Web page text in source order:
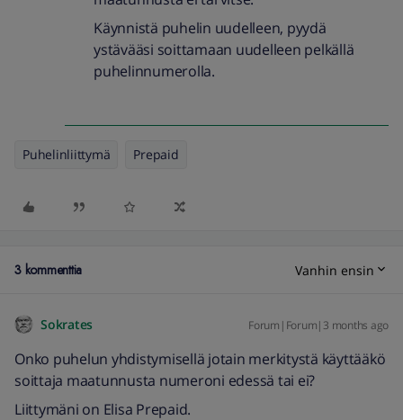
Käynnistä puhelin uudelleen, pyydä
ystävääsi soittamaan uudelleen pelkällä
puhelinnumerolla.
Puhelinliittymä Prepaid
3 kommenttia Vanhin ensin
Sokrates Forum|Forum|3 months ago
Onko puhelun yhdistymisellä jotain merkitystä käyttääkö
soittaja maatunnusta numeroni edessä tai ei?
Liittymäni on Elisa Prepaid.